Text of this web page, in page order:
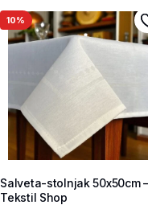
10%
Salveta-stolnjak 50x50cm –
Tekstil Shop